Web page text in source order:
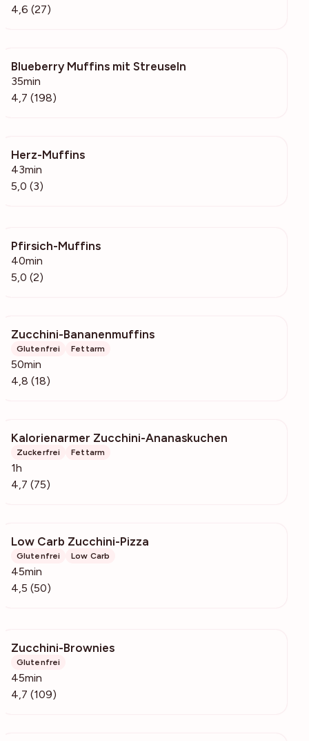
4,6 (27)
Blueberry Muffins mit Streuseln
35min
4,7 (198)
Herz-Muffins
43min
5,0 (3)
Pfirsich-Muffins
40min
5,0 (2)
Zucchini-Bananenmuffins
Glutenfrei Fettarm
50min
4,8 (18)
Kalorienarmer Zucchini-Ananaskuchen
Zuckerfrei Fettarm
1h
4,7 (75)
Low Carb Zucchini-Pizza
Glutenfrei Low Carb
45min
4,5 (50)
Zucchini-Brownies
Glutenfrei
45min
4,7 (109)